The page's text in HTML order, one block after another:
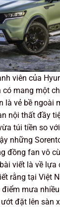
viên của
có mang một
là vẻ bề ngoài
nội thất đầy
túi tiền so
những
đồng fan vô
viết là về lựa
rằng tại Việt
mưa
đặt lên sàn